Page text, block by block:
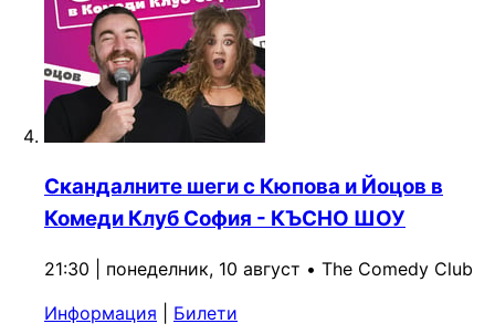
Скандалните шеги с Кюпова и Йоцов в
Комеди Клуб София - КЪСНО ШОУ
21:30 | понеделник, 10 август • The Comedy Club
Информация
Билети